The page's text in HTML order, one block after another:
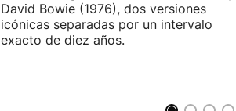
David Bowie (1976), dos versiones
icónicas separadas por un intervalo
exacto de diez años.